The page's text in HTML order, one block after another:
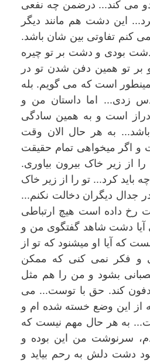
می کند... درضمن چه نفعی
این دشت هم مانند دیگر
تفاوتی بین شان باشد.
بودی و دشت بر تو چیره
تو همین دفن شدن تو در
است که می گویم. بله
اما داستان من و
است و به همین سادگی
به هر حال الان وقت
اگر میخواهی تمام حقیقت
از زیر خاک بیرون بیاوری.
کرد... تو را از زیر خاک
جدال دیگران دخالت نکنم...
داده است هیچ ارتباطی
دشت شاهد گفتگوی من و
آیا او میشنود که تو از
فکر نمی کنی که ممکن
بشود و من را هم مثل
کند. حق با توست... می
این وضع خسته شده ام و
به هر حال مهم نیست که
سرنوشت من این بوده و
دشت دلش به رحم بیاید و